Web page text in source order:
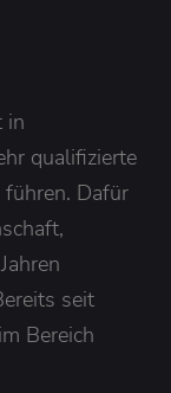
in
qualifizierte
führen. Dafür
seit
Bereich